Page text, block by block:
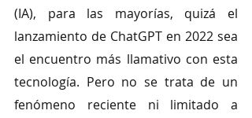
(IA), para las mayorías, quizá el
lanzamiento de ChatGPT en 2022 sea
el encuentro más llamativo con esta
tecnología. Pero no se trata de un
fenómeno reciente ni limitado a